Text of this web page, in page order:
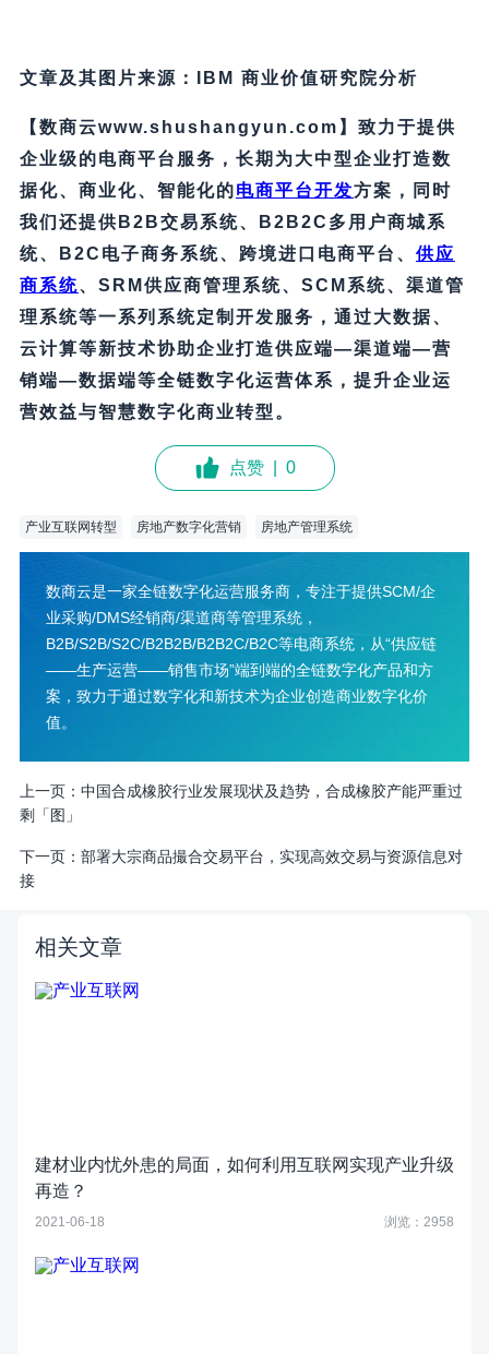
文章及其图片来源：IBM 商业价值研究院分析
【数商云www.shushangyun.com】致力于提供
企业级的电商平台服务，长期为大中型企业打造数
据化、商业化、智能化的电商平台开发方案，同时
我们还提供B2B交易系统、B2B2C多用户商城系
统、B2C电子商务系统、跨境进口电商平台、 供应
商系统、SRM供应商管理系统、SCM系统、渠道管
理系统等一系列系统定制开发服务，通过大数据、
云计算等新技术协助企业打造供应端—渠道端—营
销端—数据端等全链数字化运营体系，提升企业运
营效益与智慧数字化商业转型。
点赞 0
产业互联网转型 房地产数字化营销 房地产管理系统
数商云是一家全链数字化运营服务商，专注于提供SCM/企
业采购/DMS经销商/渠道商等管理系统，
B2B/S2B/S2C/B2B2B/B2B2C/B2C等电商系统，从“供应链
——生产运营——销售市场”端到端的全链数字化产品和方
案，致力于通过数字化和新技术为企业创造商业数字化价
值。
上一页： 中国合成橡胶行业发展现状及趋势，合成橡胶产能严重过
剩「图」
下一页： 部署大宗商品撮合交易平台，实现高效交易与资源信息对
接
相关文章
建材业内忧外患的局面，如何利用互联网实现产业升级
再造？
2021-06-18 浏览：2958